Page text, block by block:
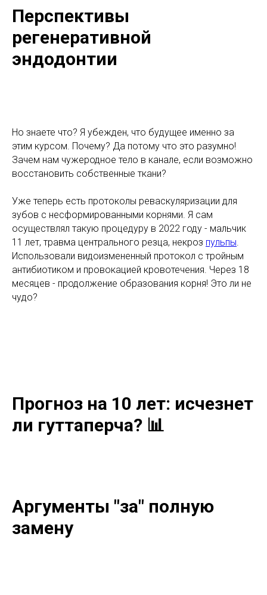
Перспективы
регенеративной
эндодонтии
Но знаете что? Я убежден, что будущее именно за
этим курсом. Почему? Да потому что это разумно!
Зачем нам чужеродное тело в канале, если возможно
восстановить собственные ткани?
Уже теперь есть протоколы реваскуляризации для
зубов с несформированными корнями. Я сам
осуществлял такую процедуру в 2022 году - мальчик
11 лет, травма центрального резца, некроз пульпы.
Использовали видоизмененный протокол с тройным
антибиотиком и провокацией кровотечения. Через 18
месяцев - продолжение образования корня! Это ли не
чудо?
Прогноз на 10 лет: исчезнет
ли гуттаперча? 📊
Аргументы "за" полную
замену